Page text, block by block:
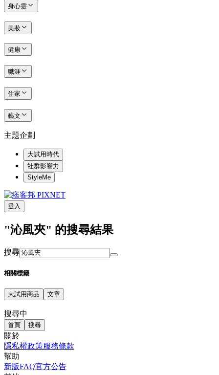
身心靈
美妝
健康
職涯
住家
藝文
主題企劃
大試用時代
社群影響力
StyleMe
登入
"沁風夾" 的搜尋結果
搜尋
相關標籤
大試用商品 文章
搜尋中
首頁 搜尋
關於
隱私權政策服務條款
幫助
新版FAQ官方公告